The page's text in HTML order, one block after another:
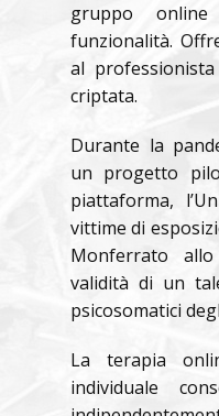
gruppo online
funzionalità.
al
criptata.
Durante la
un progetto
piattaforma,
vittime di
Monferrato
validità di un
psicosomatici
La terapia
individuale